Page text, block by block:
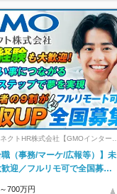
クトHR株式会社【GMOインターネ
ープ】
職（事務/マーケ/広報等）】未
迎／フルリモ可で全国募
700万円